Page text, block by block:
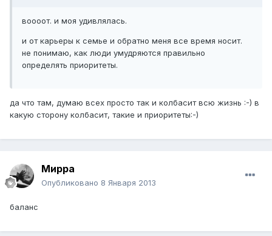
воооот. и моя удивлялась.
и от карьеры к семье и обратно меня все время носит.
не понимаю, как люди умудряются правильно
определять приоритеты.
да что там, думаю всех просто так и колбасит всю жизнь :-) в
какую сторону колбасит, такие и приоритеты:-)
Мирра
Опубликовано 8 Января 2013
баланс